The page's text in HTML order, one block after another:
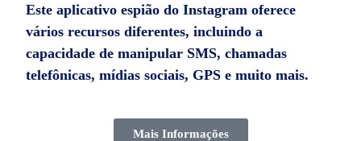
Esteaplicativo espião do Instagram oferece
vários recursos diferentes, incluindo a
capacidade de manipular SMS, chamadas
telefônicas, mídias sociais, GPS e muito mais.
Mais Informações